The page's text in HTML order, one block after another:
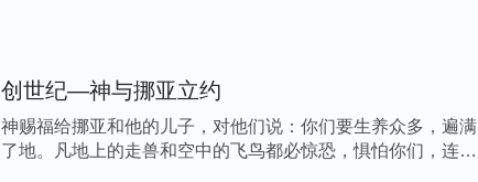
创世纪—神与挪亚立约
神赐福给挪亚和他的儿子，对他们说：你们要生养众多，遍满
了地。凡地上的走兽和空中的飞鸟都必惊恐，惧怕你们，连地